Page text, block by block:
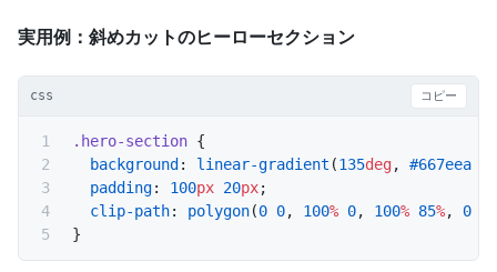
実用例：斜めカットのヒーローセクション
css コピー
.hero-section {
  background
: linear-gradient (135deg, #667eea
  padding
: 100px 20px;
  clip-path
: polygon(0 0, 100% 0, 100% 85%, 0
}